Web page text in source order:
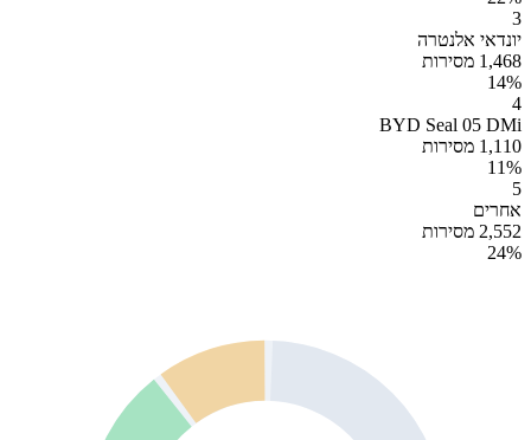
3
יונדאי אלנטרה
1,468 מסירות
14%
4
BYD Seal 05 DMi
1,110 מסירות
11%
5
אחרים
2,552 מסירות
24%